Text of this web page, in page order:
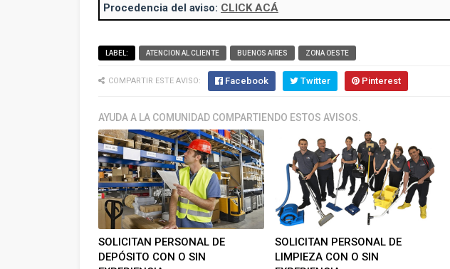
Procedencia del aviso: CLICK ACÁ
LABEL: ATENCION AL CLIENTE BUENOS AIRES ZONA OESTE
COMPARTIR ESTE AVISO: Facebook Twitter Pinterest
AYUDA A LA COMUNIDAD COMPARTIENDO ESTOS AVISOS.
SOLICITAN PERSONAL DE
DEPÓSITO CON O SIN
SOLICITAN PERSONAL DE
LIMPIEZA CON O SIN